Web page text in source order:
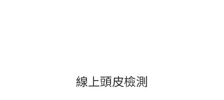
線上頭皮檢測